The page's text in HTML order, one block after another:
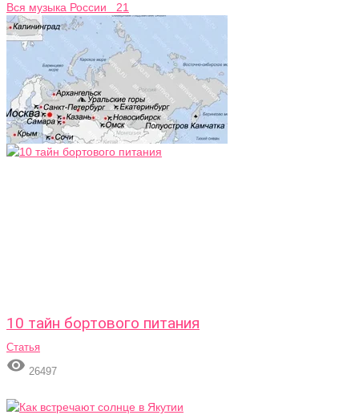
Вся музыка России 21
10 тайн бортового питания
Статья
 26497